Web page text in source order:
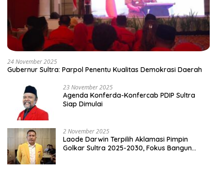
24 November 2025
Gubernur Sultra: Parpol Penentu Kualitas Demokrasi Daerah
23 November 2025
Agenda Konferda-Konfercab PDIP Sultra
Siap Dimulai
2 November 2025
Laode Darwin Terpilih Aklamasi Pimpin
Golkar Sultra 2025-2030, Fokus Bangun